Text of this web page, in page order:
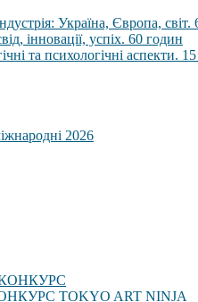
Україна, Європа, світ.
інновації, успіх. 60 годин
та психологічні аспекти.
2026
TOKYO ART NINJA